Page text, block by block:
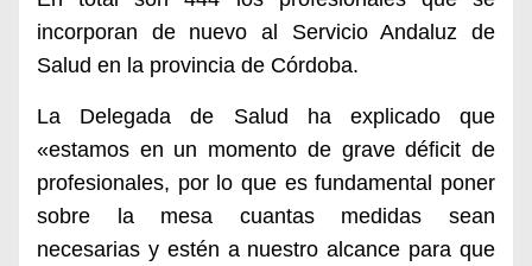
incorporan de nuevo al Servicio Andaluz de
Salud en la provincia de Córdoba.
La Delegada de Salud ha explicado que
«estamos en un momento de grave déficit de
profesionales, por lo que es fundamental poner
sobre la mesa cuantas medidas sean
necesarias y estén a nuestro alcance para que